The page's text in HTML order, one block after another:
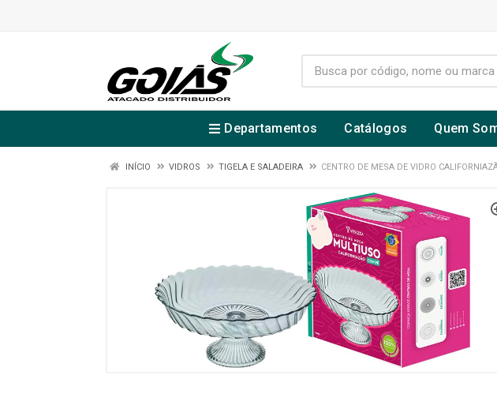
Departamentos Catálogos Quem
INÍCIO VIDROS TIGELA E SALADEIRA CENTRO DE MESA DE VIDRO